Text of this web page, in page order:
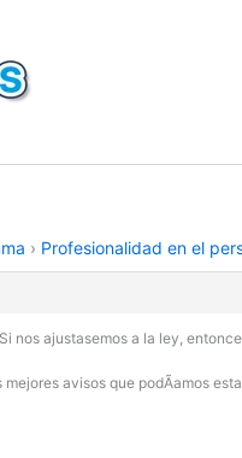
› Profesionalidad en el
nos ajustasemos a la ley,
mejores avisos que podÃ­amos